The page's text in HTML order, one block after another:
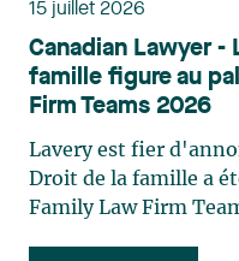
Reconnue pour son
et pratique, elle
taxation municipale
plus de contribuer
publications et à des
Sébastien Desroches
15 juillet 2026
Canadian Lawyer -
famille figure au
Firm Teams 2026
Lavery est fier
Droit de la famille a
Family Law Firm